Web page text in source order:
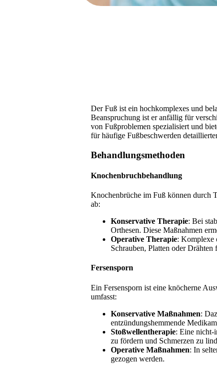
Der Fuß ist ein hochkomplexes und
Beanspruchung ist er anfällig für
von Fußproblemen spezialisiert und
für häufige Fußbeschwerden
Behandlungsmethoden
Knochenbruchbehandlung
Knochenbrüche im Fuß können durch
ab:
Konservative Therapie: Bei
Orthesen. Diese Maßnahmen
Operative Therapie: Komplexe
Schrauben, Platten oder
Fersensporn
Ein Fersensporn ist eine knöcherne
umfasst:
Konservative Maßnahmen:
entzündungshemmende
Stoßwellentherapie: Eine nicht-
zu fördern und Schmerzen zu
Operative Maßnahmen: In
gezogen werden.